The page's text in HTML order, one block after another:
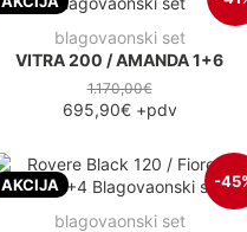
blagovaonski set
VITRA 200 / AMANDA 1+6
1.170,00€
695,90€+pdv
AKCIJA -
blagovaonski set